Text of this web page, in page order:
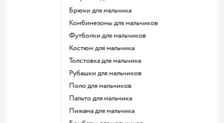
Брюки для мальчика
Комбинезоны для мальчиков
Футболки для мальчиков
Костюм для мальчика
Толстовка для мальчика
Рубашки для мальчиков
Поло для мальчиков
Пальто для мальчика
Пижама для мальчика